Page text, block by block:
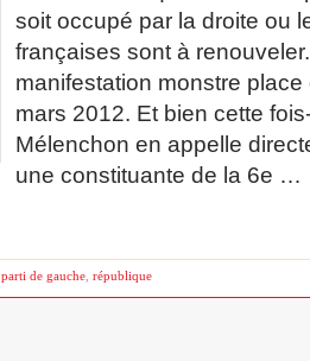
soit occupé par la droite ou
françaises sont à
manifestation monstre
mars 2012. Et bien cette
Mélenchon en appelle
une constituante de la 6e …
parti de gauche république